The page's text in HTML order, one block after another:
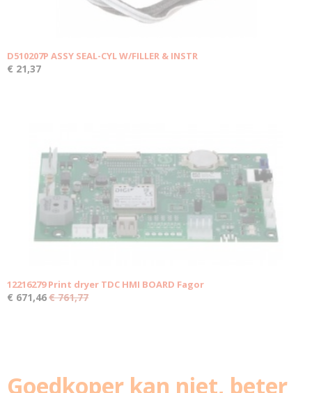
D510207P ASSY SEAL-CYL W/FILLER & INSTR
€ 21,37
12216279 Print dryer TDC HMI BOARD Fagor
€ 671,46€ 761,77
Goedkoper kan niet, beter